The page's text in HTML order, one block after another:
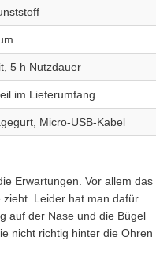
5 h Nutzdauer
im Lieferumfang
Micro-USB-Kabel
Erwartungen. Vor allem das
zieht. Leider hat man dafür
auf der Nase und die Bügel
nicht richtig hinter die Ohren